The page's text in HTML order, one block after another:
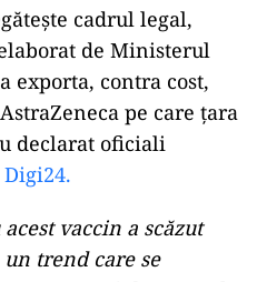
cadrul legal,
de Ministerul
exporta, contra cost,
pe care țara
declarat oficiali
Digi24.
vaccin a scăzut
trend care se